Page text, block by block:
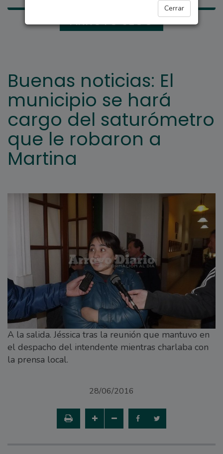
Cerrar
ARROYO SECO
Buenas noticias: El
municipio se hará
cargo del saturómetro
que le robaron a
Martina
A la salida. Jéssica tras la reunión que mantuvo en
el despacho del intendente mientras charlaba con
la prensa local.
28/06/2016